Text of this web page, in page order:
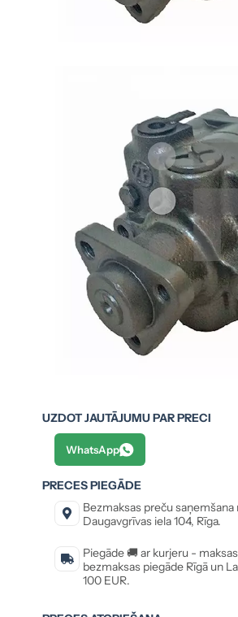
UZDOT JAUTĀJUMU PAR PRECI
WhatsApp
PRECES PIEGĀDE
Bezmaksas preču saņemšana
Daugavgrīvas iela 104, Rīga.
Piegāde 🚚 ar kurjeru -
bezmaksas piegāde Rīgā un
100 EUR.